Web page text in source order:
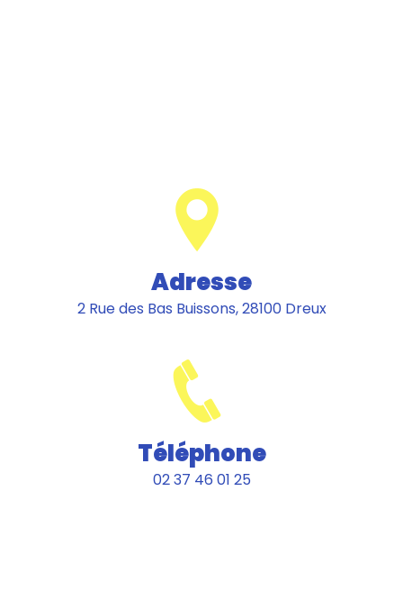
Adresse
2 Rue des Bas Buissons, 28100 Dreux
Téléphone
02 37 46 01 25